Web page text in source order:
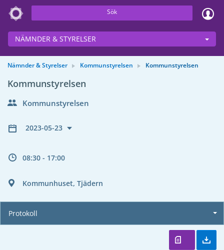
Sök
NÄMNDER & STYRELSER
Nämnder & Styrelser Kommunstyrelsen Kommunstyrelsen
Kommunstyrelsen
Kommunstyrelsen
2023-05-23
08:30 - 17:00
Kommunhuset, Tjädern
Protokoll